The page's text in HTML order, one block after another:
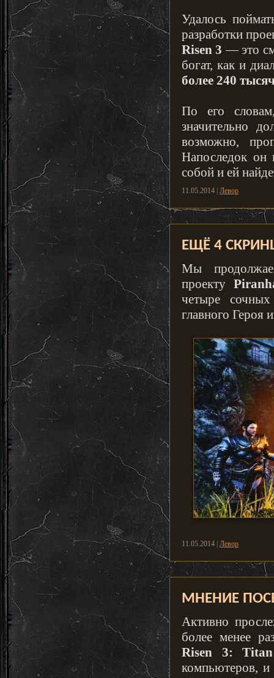
Удалось
разработки
Risen 3 — это
богат, как и
более 240
По его
значительно
возможно,
Напоследок он
собой и ей
11.05.2014 | Левор
ЕЩЁ 4
Мы
проекту
четыре
главного Героя
11.05.2014 | Левор
МНЕНИЕ
Активно
более менее
Risen 3:
компьютеров, и